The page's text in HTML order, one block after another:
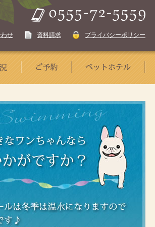
せ 資料請求 プライバシーポリシー